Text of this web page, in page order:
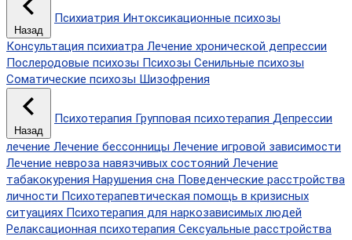
Назад
Психиатрия Интоксикационные психозы
Консультация психиатра Лечение хронической депрессии
Послеродовые психозы Психозы Сенильные психозы
Соматические психозы Шизофрения
Назад
Психотерапия Групповая психотерапия Депрессии
лечение Лечение бессонницы Лечение игровой зависимости
Лечение невроза навязчивых состояний Лечение
табакокурения Нарушения сна Поведенческие расстройства
личности Психотерапевтическая помощь в кризисных
ситуациях Психотерапия для наркозависимых людей
Релаксационная психотерапия Сексуальные расстройства